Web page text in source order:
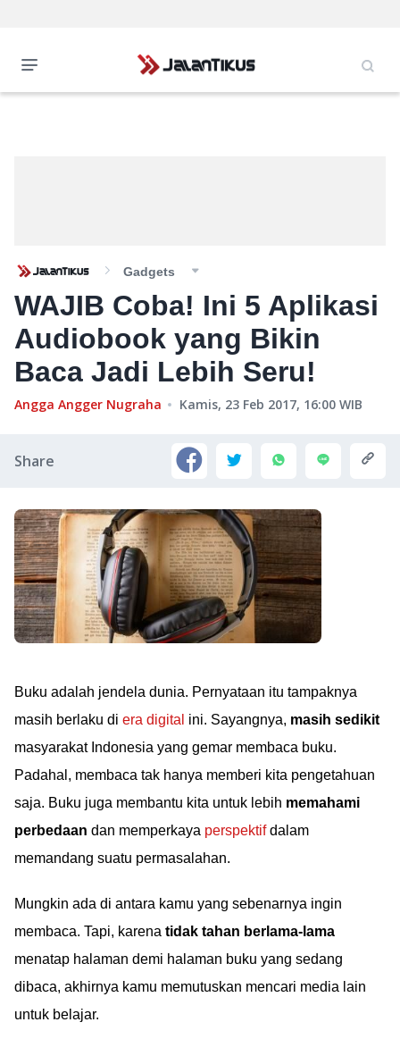
Gadgets
WAJIB Coba! Ini 5 Aplikasi
Audiobook yang Bikin
Baca Jadi Lebih Seru!
Angga Angger Nugraha Kamis, 23 Feb 2017, 16:00 WIB
Share
Buku adalah jendela dunia. Pernyataan itu tampaknya
masih berlaku di era digital ini. Sayangnya, masih sedikit
masyarakat Indonesia yang gemar membaca buku.
Padahal, membaca tak hanya memberi kita pengetahuan
saja. Buku juga membantu kita untuk lebih memahami
perbedaan dan memperkaya perspektifdalam
memandang suatu permasalahan.
Mungkin ada di antara kamu yang sebenarnya ingin
membaca. Tapi, karena tidak tahan berlama-lama
menatap halaman demi halaman buku yang sedang
dibaca, akhirnya kamu memutuskan mencari media lain
untuk belajar.